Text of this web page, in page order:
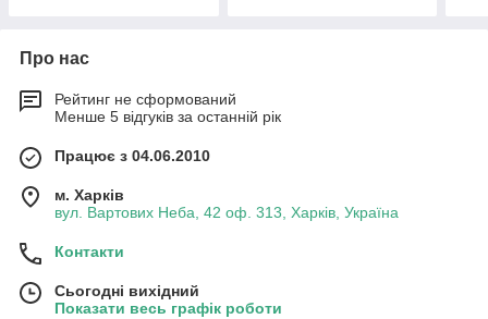
Про нас
Рейтинг не сформований
Менше 5 відгуків за останній рік
Працює з 04.06.2010
м. Харків
вул. Вартових Неба, 42 оф. 313, Харків, Україна
Контакти
Сьогодні вихідний
Показати весь графік роботи